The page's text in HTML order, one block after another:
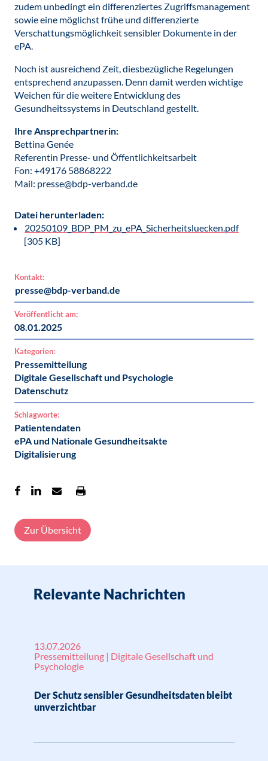
zudem unbedingt ein differenziertes Zugriffsmanagement
sowie eine möglichst frühe und differenzierte
Verschattungsmöglichkeit sensibler Dokumente in der
ePA.
Noch ist ausreichend Zeit, diesbezügliche Regelungen
entsprechend anzupassen. Denn damit werden wichtige
Weichen für die weitere Entwicklung des
Gesundheitssystems in Deutschland gestellt.
Ihre Ansprechpartnerin:
Bettina Genée
Referentin Presse- und Öffentlichkeitsarbeit
Fon: +49176 58868222
Mail: presse@bdp-verband.de
Datei herunterladen:
20250109_BDP_PM_zu_ePA_Sicherheitsluecken.pdf
[305 KB]
Kontakt:
presse@bdp-verband.de
Veröffentlicht am:
08.01.2025
Kategorien:
Pressemitteilung
Digitale Gesellschaft und Psychologie
Datenschutz
Schlagworte:
Patientendaten
ePA und Nationale Gesundheitsakte
Digitalisierung
Zur Übersicht
Relevante Nachrichten
13.07.2026
Pressemitteilung | Digitale Gesellschaft und
Psychologie
Der Schutz sensibler Gesundheitsdaten bleibt
unverzichtbar